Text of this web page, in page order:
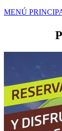
MENÚ